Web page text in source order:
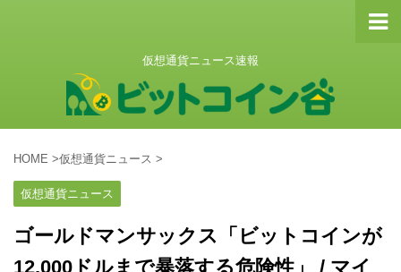
仮想通貨ニュース速報
HOME >仮想通貨ニュース >
仮想通貨ニュース
ゴールドマンサックス「ビットコインが
12,000ドルまで暴落する危険性」 / マイ